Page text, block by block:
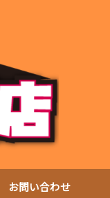
お問い合わせ